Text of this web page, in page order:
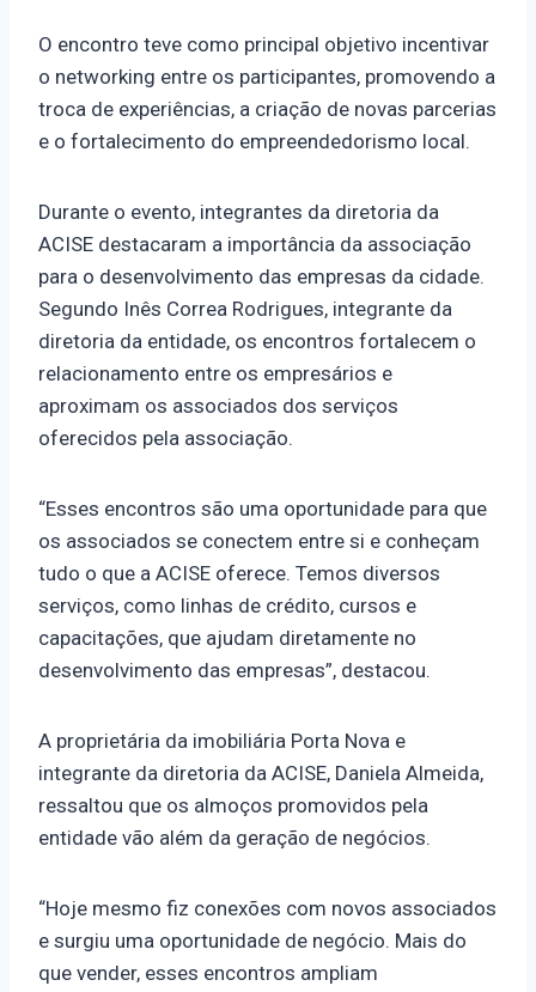
O encontro teve como principal objetivo incentivar
o networking entre os participantes, promovendo a
troca de experiências, a criação de novas parcerias
e o fortalecimento do empreendedorismo local.
Durante o evento, integrantes da diretoria da
ACISE destacaram a importância da associação
para o desenvolvimento das empresas da cidade.
Segundo Inês Correa Rodrigues, integrante da
diretoria da entidade, os encontros fortalecem o
relacionamento entre os empresários e
aproximam os associados dos serviços
oferecidos pela associação.
“Esses encontros são uma oportunidade para que
os associados se conectem entre si e conheçam
tudo o que a ACISE oferece. Temos diversos
serviços, como linhas de crédito, cursos e
capacitações, que ajudam diretamente no
desenvolvimento das empresas”, destacou.
A proprietária da imobiliária Porta Nova e
integrante da diretoria da ACISE, Daniela Almeida,
ressaltou que os almoços promovidos pela
entidade vão além da geração de negócios.
“Hoje mesmo fiz conexões com novos associados
e surgiu uma oportunidade de negócio. Mais do
que vender, esses encontros ampliam